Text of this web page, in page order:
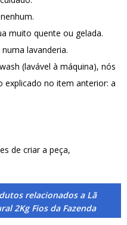
muito quente ou gelada.
lavanderia.
(lavável à máquina), nós
no item anterior: a
de criar a peça,
relacionados a Lã
2Kg Fios da Fazenda